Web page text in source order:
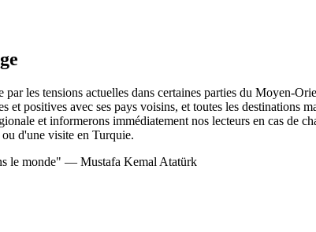
par les tensions actuelles dans certaines parties du Moyen-
et positives avec ses pays voisins, et toutes les
et informerons immédiatement nos lecteurs en cas de
d'une visite en Turquie.
le monde" — Mustafa Kemal Atatürk